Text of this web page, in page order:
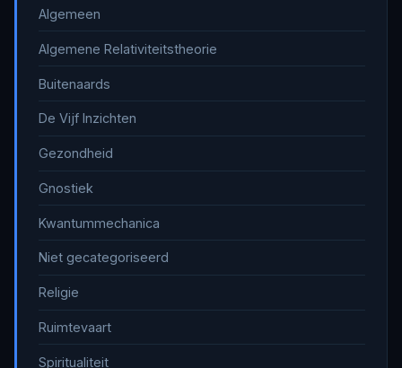
Algemeen
Algemene Relativiteitstheorie
Buitenaards
De Vijf Inzichten
Gezondheid
Gnostiek
Kwantummechanica
Niet gecategoriseerd
Religie
Ruimtevaart
Spiritualiteit